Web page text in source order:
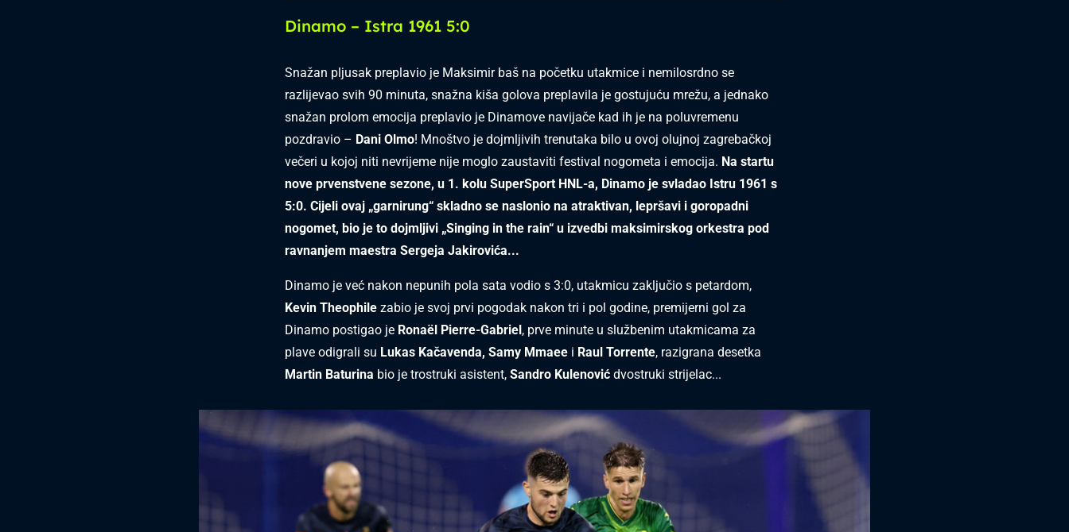
Dinamo – Istra 1961 5:0
Snažan pljusak preplavio je Maksimir baš na početku utakmice i nemilosrdno se
razlijevao svih 90 minuta, snažna kiša golova preplavila je gostujuću mrežu, a jednako
snažan prolom emocija preplavio je Dinamove navijače kad ih je na poluvremenu
pozdravio – Dani Olmo! Mnoštvo je dojmljivih trenutaka bilo u ovoj olujnoj zagrebačkoj
večeri u kojoj niti nevrijeme nije moglo zaustaviti festival nogometa i emocija. Na startu
nove prvenstvene sezone, u 1. kolu SuperSport HNL-a, Dinamo je svladao Istru 1961 s
5:0. Cijeli ovaj „garnirung“ skladno se naslonio na atraktivan, lepršavi i goropadni
nogomet, bio je to dojmljivi „Singing in the rain“ u izvedbi maksimirskog orkestra pod
ravnanjem maestra Sergeja Jakirovića...
Dinamo je već nakon nepunih pola sata vodio s 3:0, utakmicu zaključio s petardom,
Kevin Theophile zabio je svoj prvi pogodak nakon tri i pol godine, premijerni gol za
Dinamo postigao je Ronaël Pierre-Gabriel, prve minute u službenim utakmicama za
plave odigrali su Lukas Kačavenda, Samy Mmaee i Raul Torrente, razigrana desetka
Martin Baturina bio je trostruki asistent, Sandro Kulenović dvostruki strijelac...